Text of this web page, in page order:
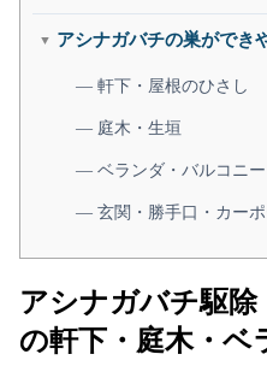
▼ アシナガバチの巣ができ
— 軒下・屋根のひさし
— 庭木・生垣
— ベランダ・バルコニー
— 玄関・勝手口・カーポ
— 物置・倉庫・室外機
アシナガバチの巣かもし
アシナガバチ駆除
の軒下・庭木・ベ